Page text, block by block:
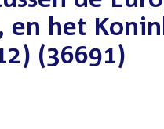
en het
(36691)